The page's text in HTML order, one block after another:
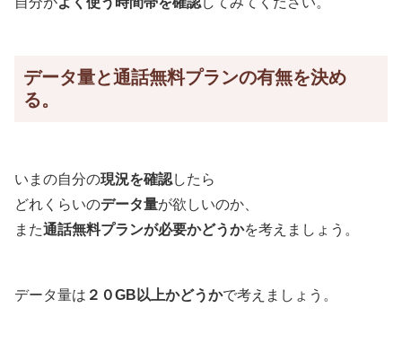
データ量と通話無料プランの有無を決め
る。
いまの自分の現況を確認したら
どれくらいのデータ量が欲しいのか、
また通話無料プランが必要かどうかを考えましょう。
データ量は ２０GB以上かどうかで考えましょう。